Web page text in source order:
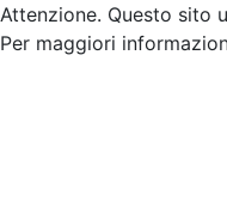
Attenzione. Questo sito
Per maggiori